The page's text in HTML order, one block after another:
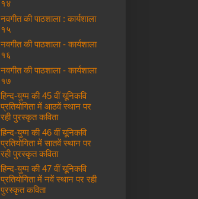
१४
नवगीत की पाठशाला : कार्यशाला
१५
नवगीत की पाठशाला - कार्यशाला
१६
नवगीत की पाठशाला - कार्यशाला
१७
हिन्द-युग्म की 45 वीं यूनिकवि
प्रतियोगिता में आठवें स्थान पर
रही पुरस्कृत कविता
हिन्द-युग्म की 46 वीं यूनिकवि
प्रतियोगिता में सातवें स्थान पर
रही पुरस्कृत कविता
हिन्द-युग्म की 47 वीं यूनिकवि
प्रतियोगिता में नवें स्थान पर रही
पुरस्कृत कविता